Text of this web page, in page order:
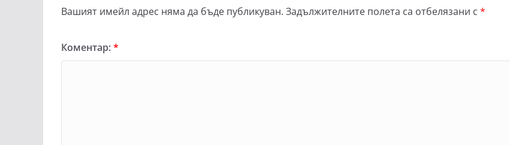
Вашият имейл адрес няма да бъде публикуван. Задължителните полета са отбелязани с *
Коментар:*